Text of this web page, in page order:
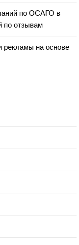
по ОСАГО в
по отзывам
рекламы на основе